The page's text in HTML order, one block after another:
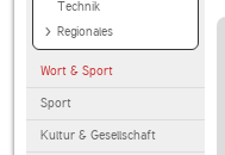
Technik
Regionales
Wort & Sport
Sport
Kultur & Gesellschaft